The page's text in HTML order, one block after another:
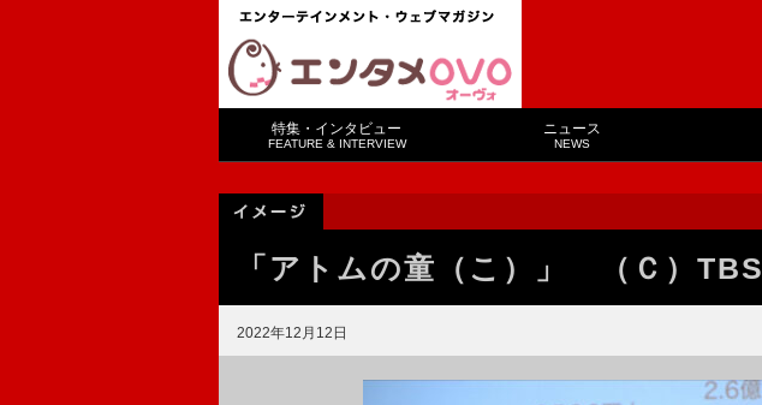
特集・インタビュー
FEATURE & INTERVIEW
ニュース
NEWS
「アトムの童（こ）」 （Ｃ）TBS
2022年12月12日